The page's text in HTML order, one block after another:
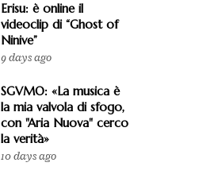
Erisu: è online il
videoclip di “Ghost of
Ninive”
9 days ago
SGVMO: «La musica è
la mia valvola di sfogo,
con "Aria Nuova" cerco
la verità»
10 days ago